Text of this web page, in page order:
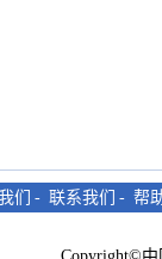
们 - 联系我们 - 帮